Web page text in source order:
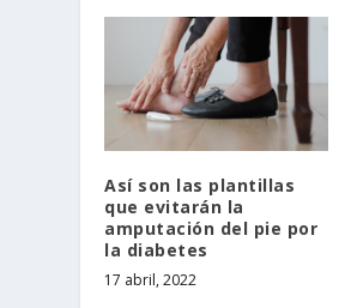
Así son las plantillas
que evitarán la
amputación del pie por
la diabetes
17 abril, 2022